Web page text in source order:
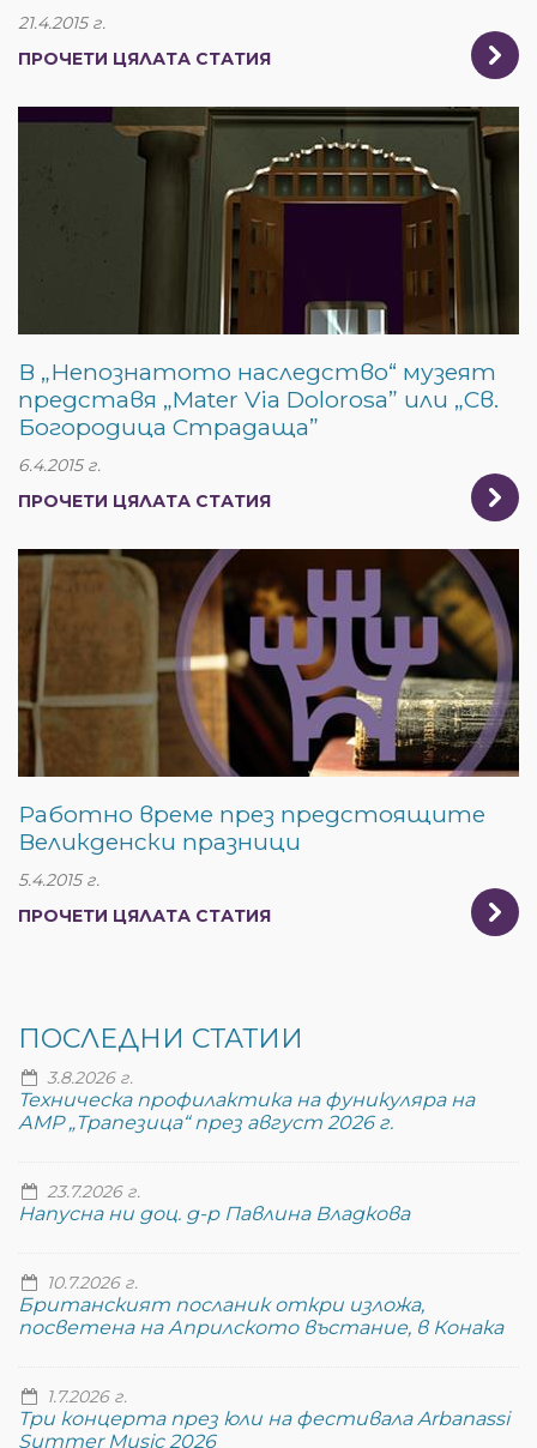
21.4.2015 г.
ПРОЧЕТИ ЦЯЛАТА СТАТИЯ
В „Непознатото наследство“ музеят
представя „Mater Via Dolorosa” или „Св.
Богородица Страдаща”
6.4.2015 г.
ПРОЧЕТИ ЦЯЛАТА СТАТИЯ
Работно време през предстоящите
Великденски празници
5.4.2015 г.
ПРОЧЕТИ ЦЯЛАТА СТАТИЯ
ПОСЛЕДНИ СТАТИИ
3.8.2026 г.
Техническа профилактика на фуникуляра на
АМР „Трапезица“ през август 2026 г.
23.7.2026 г.
Напусна ни доц. д-р Павлина Владкова
10.7.2026 г.
Британският посланик откри изложа,
посветена на Априлското въстание, в Конака
1.7.2026 г.
Три концерта през юли на фестивала Arbanassi
Summer Music 2026